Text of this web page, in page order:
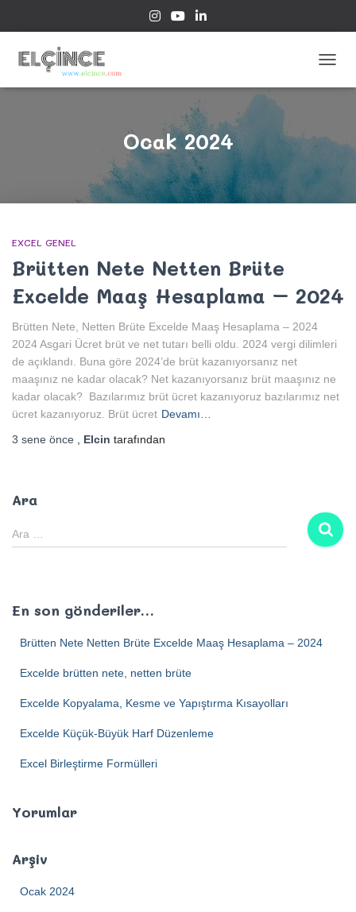
AÇ/
Ocak 2024
EXCEL GENEL
Brütten Nete Netten Brüte
Excelde Maaş Hesaplama – 2024
Brütten Nete, Netten Brüte Excelde Maaş Hesaplama – 2024
2024 Asgari Ücret brüt ve net tutarı belli oldu. 2024 vergi dilimleri
de açıklandı. Buna göre 2024’de brüt kazanıyorsanız net
maaşınız ne kadar olacak? Net kazanıyorsanız brüt maaşınız ne
kadar olacak? Bazılarımız brüt ücret kazanıyoruz bazılarımız net
ücret kazanıyoruz. Brüt ücret Devamı…
3 sene önce Elcin tarafından
Ara
Ara …
En son gönderiler…
Brütten Nete Netten Brüte Excelde Maaş Hesaplama – 2024
Excelde brütten nete, netten brüte
Excelde Kopyalama, Kesme ve Yapıştırma Kısayolları
Excelde Küçük-Büyük Harf Düzenleme
Excel Birleştirme Formülleri
Yorumlar
Arşiv
Ocak 2024